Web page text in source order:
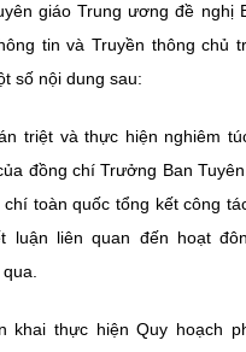
giáo Trung ương đề nghị
tin và Truyền thông chủ
số nội dung sau:
triệt và thực hiện nghiêm
đồng chí Trưởng Ban
toàn quốc tổng kết công
luận liên quan đến hoạt
khai thực hiện Quy hoạch